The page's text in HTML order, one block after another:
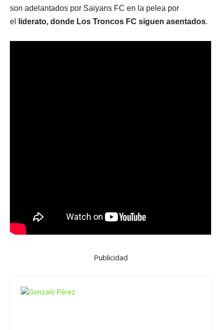
son adelantados por Saiyans FC en la pelea por
el
liderato, donde Los Troncos FC siguen asentados.
Publicidad